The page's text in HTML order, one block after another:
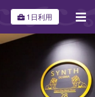
1日利用